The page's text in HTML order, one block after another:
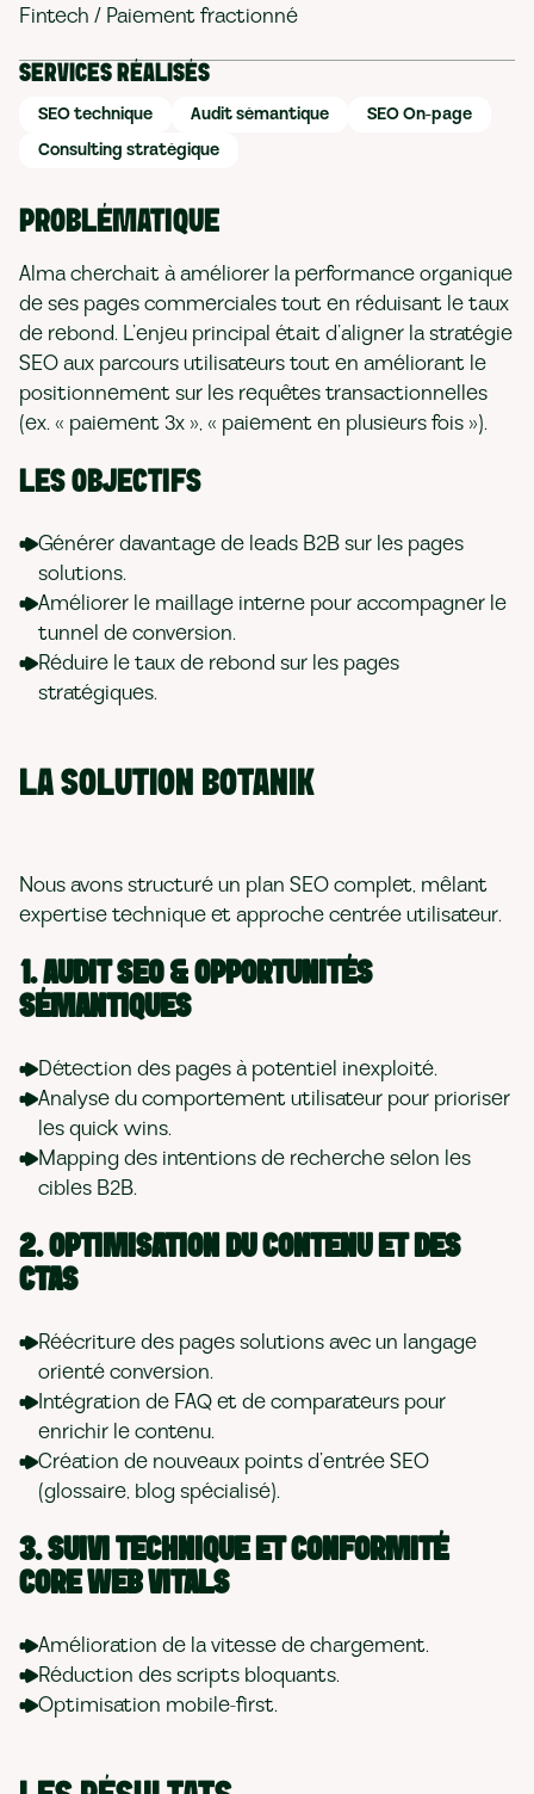
Fintech / Paiement fractionné
SERVICES RÉALISÉS
SEO technique Audit sémantique
SEO On-page
Consulting stratégique
PROBLÉMATIQUE
Alma cherchait à améliorer la performance organique
de ses pages commerciales tout en réduisant le taux
de rebond. L’enjeu principal était d’aligner la stratégie
SEO aux parcours utilisateurs tout en améliorant le
positionnement sur les requêtes transactionnelles
(ex. « paiement 3x », « paiement en plusieurs fois »).
LES OBJECTIFS
Générer davantage de leads B2B sur les pages
solutions.
Améliorer le maillage interne pour accompagner le
tunnel de conversion.
Réduire le taux de rebond sur les pages
stratégiques.
LA SOLUTION BOTANIK
Nous avons structuré un plan SEO complet, mêlant
expertise technique et approche centrée utilisateur.
1. AUDIT SEO & OPPORTUNITÉS
SÉMANTIQUES
Détection des pages à potentiel inexploité.
Analyse du comportement utilisateur pour prioriser
les quick wins.
Mapping des intentions de recherche selon les
cibles B2B.
2. OPTIMISATION DU CONTENU ET DES
CTAS
Réécriture des pages solutions avec un langage
orienté conversion.
Intégration de FAQ et de comparateurs pour
enrichir le contenu.
Création de nouveaux points d’entrée SEO
(glossaire, blog spécialisé).
3. SUIVI TECHNIQUE ET CONFORMITÉ
CORE WEB VITALS
Amélioration de la vitesse de chargement.
Réduction des scripts bloquants.
Optimisation mobile-first.